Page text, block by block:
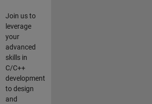
Join us to
leverage
your
advanced
skills in
C/C++
development
to design
and